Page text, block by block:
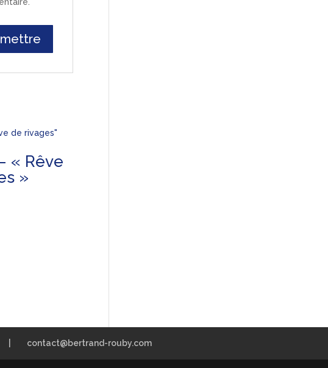
« Rêve
»
contact@bertrand-rouby.com